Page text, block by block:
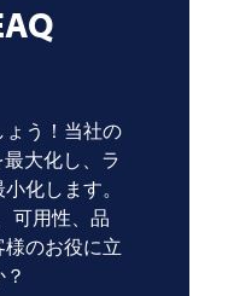
う！当社の
最大化し、ラ
化します。
可用性、品
のお役に立